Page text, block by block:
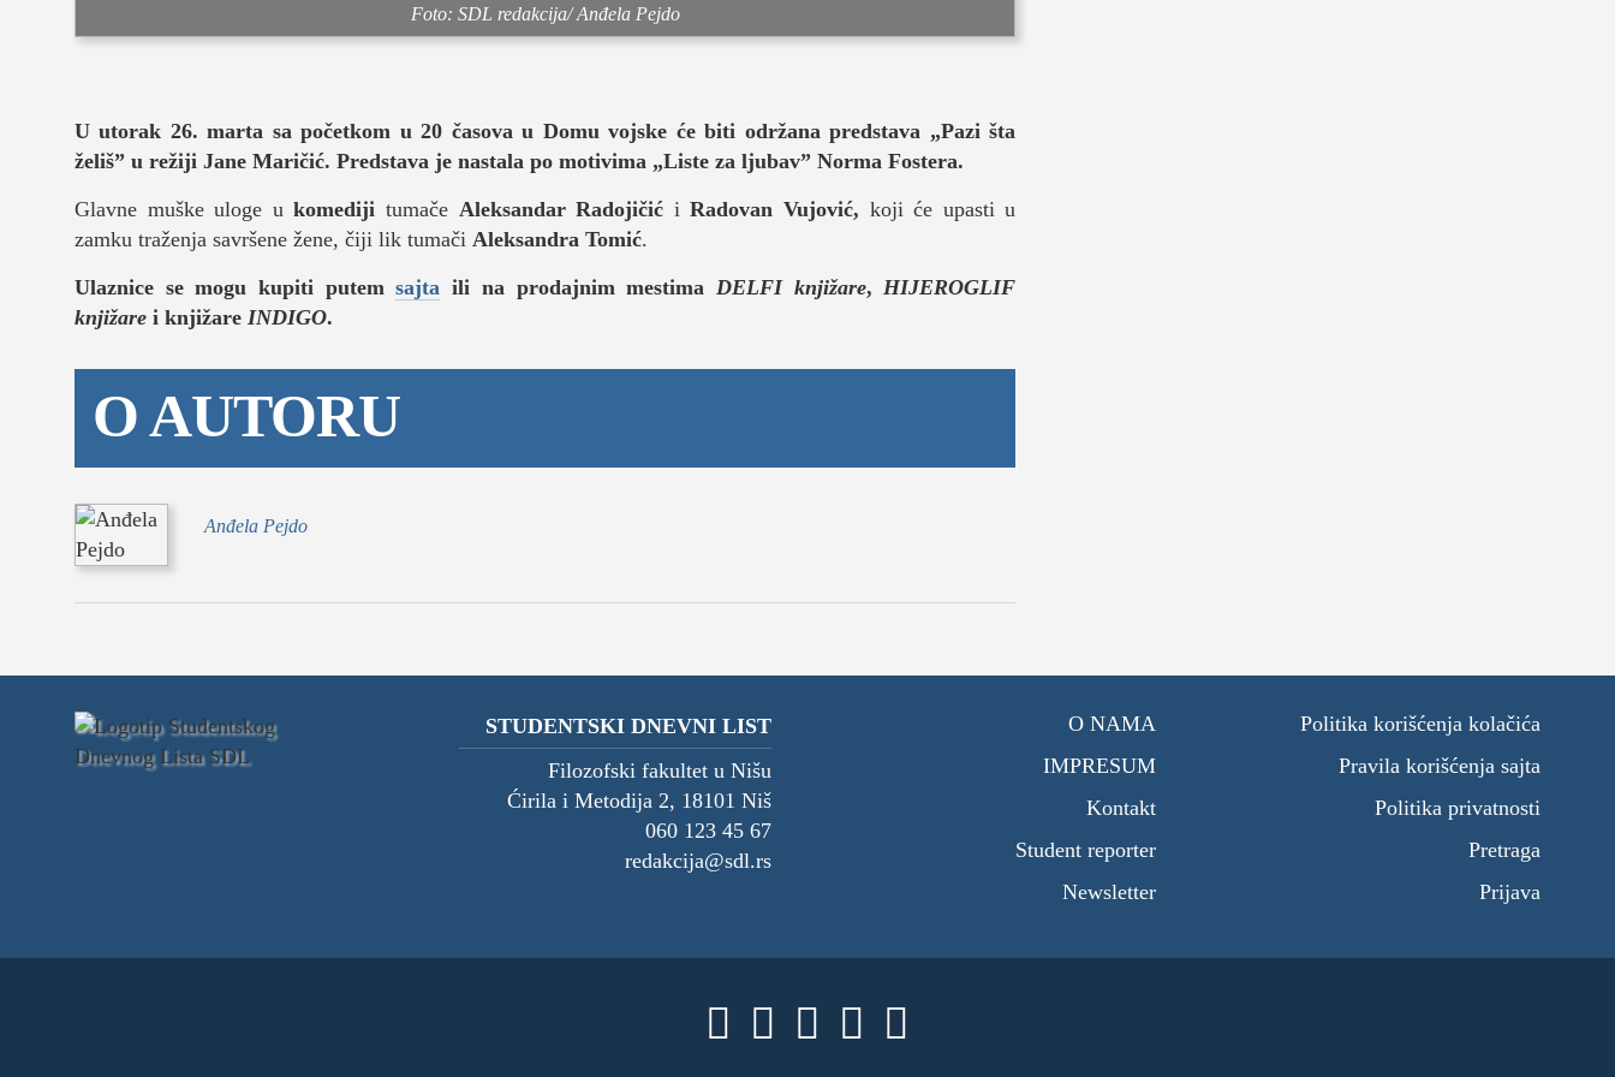
muzika
moda i stil
organizacije
konkursi
sdl podkast
Foto: SDL redakcija/ Anđela Pejdo
U utorak 26. marta sa početkom u 20 časova u Domu vojske će biti održana predstava „Pazi šta
želiš” u režiji Jane Maričić. Predstava je nastala po motivima „Liste za ljubav” Norma Fostera.
Glavne muške uloge ukomediji tumače Aleksandar Radojičić iRadovan Vujović, koji će upasti u
zamku traženja savršene žene, čiji lik tumači Aleksandra Tomić.
Ulaznice se mogu kupiti putemsajta ili na prodajnim mestima DELFI knjižare,HIJEROGLIF
knjižare i knjižare INDIGO.
O AUTORU
Anđela Pejdo
STUDENTSKI DNEVNI LIST
Filozofski fakultet u Nišu
Ćirila i Metodija 2, 18101 Niš
060 123 45 67
redakcija@sdl.rs
O NAMA
IMPRESUM
Kontakt
Student reporter
Newsletter
Politika korišćenja kolačića
Pravila korišćenja sajta
Politika privatnosti
Pretraga
Prijava
    